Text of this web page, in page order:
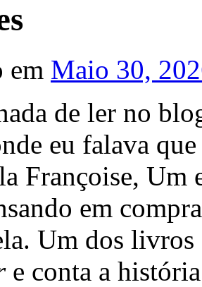
em Maio 30,
de ler no
eu falava
Françoise, Um
em
Um dos livros
e conta a